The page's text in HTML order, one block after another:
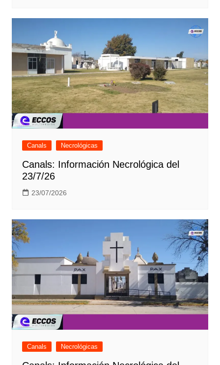
Canals Necrológicas
Canals: Información Necrológica del
23/7/26
23/07/2026
Canals Necrológicas